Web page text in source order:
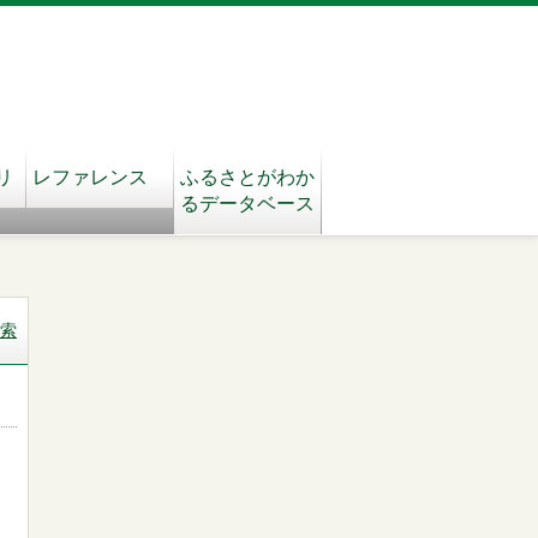
レファレンス
ふるさとがわか
るデータベース